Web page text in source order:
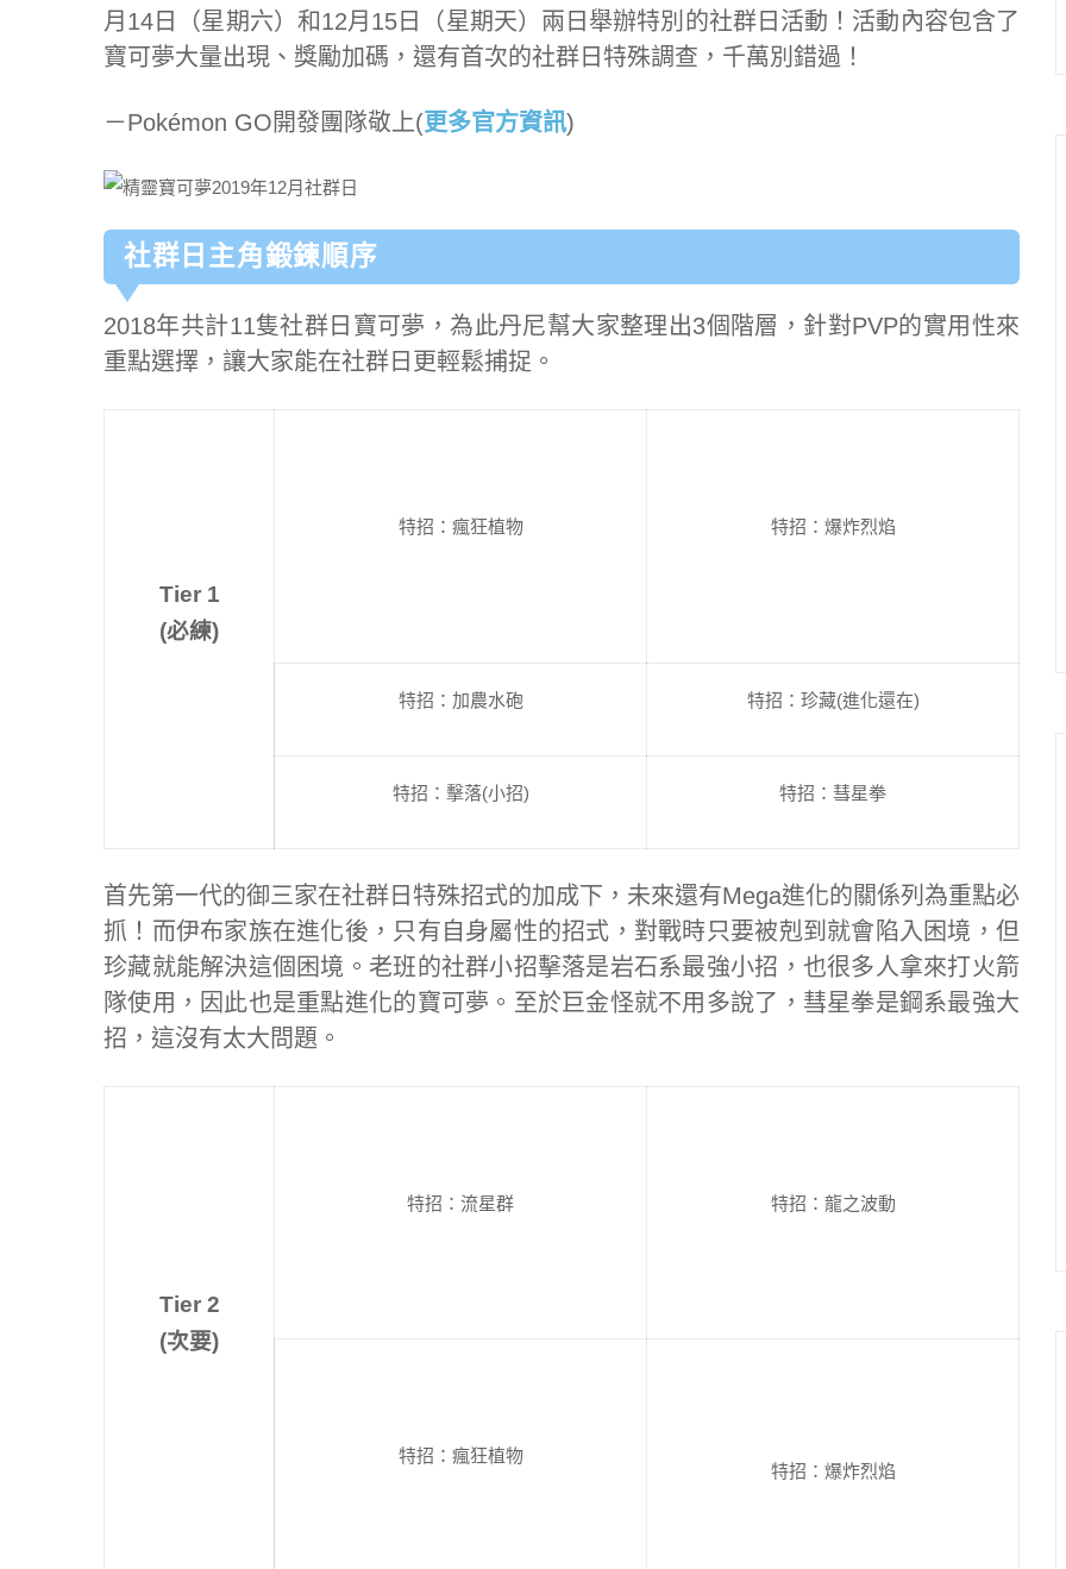
月14日（星期六）和12月15日（星期天）兩日舉辦特別的社群日活動！活動內容包含了
寶可夢大量出現、獎勵加碼，還有首次的社群日特殊調查，千萬別錯過！
－Pokémon GO開發團隊敬上(更多官方資訊)
社群日主角鍛鍊順序
2018年共計11隻社群日寶可夢，為此丹尼幫大家整理出3個階層，針對PVP的實用性來
重點選擇，讓大家能在社群日更輕鬆捕捉。
Tier 1
(必練)
特招：瘋狂植物 特招：爆炸烈焰
特招：加農水砲 特招：珍藏(進化還在)
特招：擊落(小招) 特招：彗星拳
首先第一代的御三家在社群日特殊招式的加成下，未來還有Mega進化的關係列為重點必
抓！而伊布家族在進化後，只有自身屬性的招式，對戰時只要被剋到就會陷入困境，但
珍藏就能解決這個困境。老班的社群小招擊落是岩石系最強小招，也很多人拿來打火箭
隊使用，因此也是重點進化的寶可夢。至於巨金怪就不用多說了，彗星拳是鋼系最強大
招，這沒有太大問題。
Tier 2
(次要)
特招：流星群 特招：龍之波動
特招：瘋狂植物
特招：爆炸烈焰